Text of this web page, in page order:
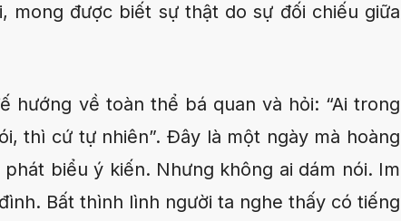
mong được biết sự thật do sự đối chiếu giữa
hướng về toàn thể bá quan và hỏi: “Ai trong
thì cứ tự nhiên”. Ðây là một ngày mà hoàng
biểu ý kiến. Nhưng không ai dám nói. Im
Bất thình lình người ta nghe thấy có tiếng